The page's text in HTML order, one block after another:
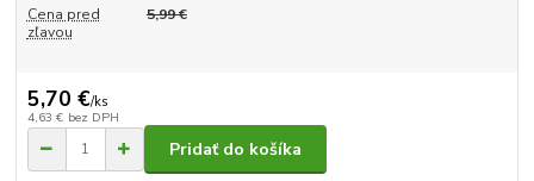
Cena pred
zľavou
5,99 €
5,70 €/ks
4,63 € bez DPH
Pridať do košíka